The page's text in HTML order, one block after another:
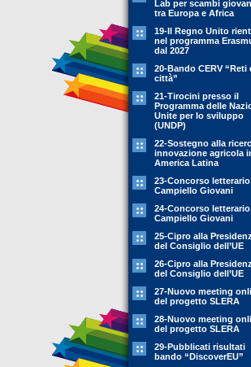
Lab per scambi
tra Europa e Africa
19-Il Regno Unito
nel programma
dal 2027
20-Bando CERV “Reti
città”
21-Tirocini presso il
Programma delle
Unite per lo sviluppo
(UNDP)
22-Sostegno alla
innovazione agricola
America Latina
23-Concorso letterario
Campiello Giovani
24-Concorso letterario
Campiello Giovani
25-Cipro alla
del Consiglio dell’UE
26-Cipro alla
del Consiglio dell’UE
27-Nuovo meeting
del progetto SLERA
28-Nuovo meeting
del progetto SLERA
29-Pubblicati risultati
bando “DiscoverEU”